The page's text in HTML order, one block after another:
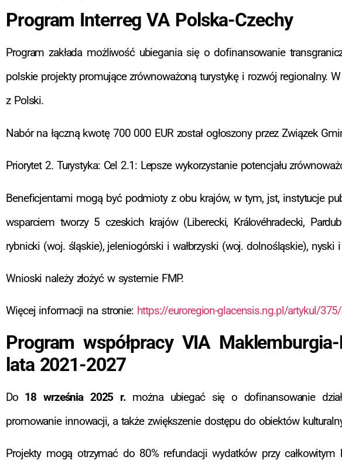
Program Interreg VA Polska-Czechy
Program zakłada możliwość ubiegania się o dofinansowanie
polskie projekty promujące zrównoważoną turystykę i rozwój regionalny.
z Polski.
Nabór na łączną kwotę 700 000 EUR został ogłoszony przez Związek
Priorytet 2. Turystyka: Cel 2.1: Lepsze wykorzystanie potencjału
Beneficjentami mogą być podmioty z obu krajów, w tym, jst, instytucje
wsparciem tworzy 5 czeskich krajów (Liberecki, Královéhradecki,
rybnicki (woj. śląskie), jeleniogórski i wałbrzyski (woj. dolnośląskie),
Wnioski należy złożyć w systemie FMP.
Więcej informacji na stronie: https://euroregion-glacensis.ng.pl/artykul/
Program współpracy VIA
lata 2021-2027
Do 18 września 2025 r.można ubiegać się o dofinansowanie
promowanie innowacji, a także zwiększenie dostępu do obiektów
Projekty mogą otrzymać do 80% refundacji wydatków przy